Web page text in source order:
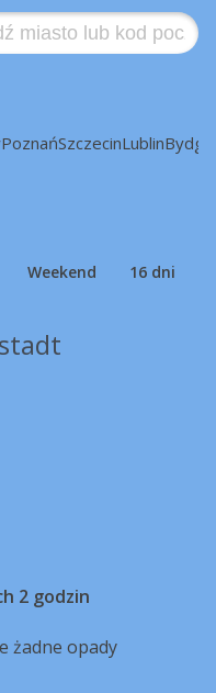
PoznańSzczecinLublin
Weekend 16 dni
2 godzin
żadne opady